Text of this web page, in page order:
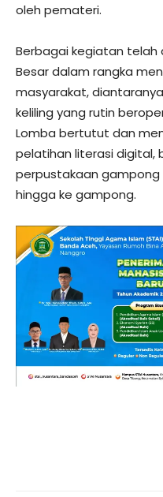
oleh pemateri.
Berbagai kegiatan telah
Besar dalam rangka
masyarakat,
keliling yang rutin
Lomba bertutut dan
pelatihan literasi digital,
perpustakaan
hingga ke gampong.